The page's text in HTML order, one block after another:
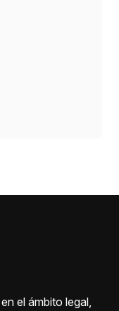
el ámbito legal,